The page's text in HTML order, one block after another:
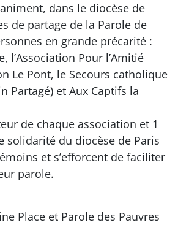
dans le diocèse de
de partage de la Parole de
en grande précarité :
l’Association Pour l’Amitié
Le Pont, le Secours catholique
Partagé) et Aux Captifs la
de chaque association et 1
solidarité du diocèse de Paris
et s’efforcent de faciliter
parole.
Place et Parole des Pauvres